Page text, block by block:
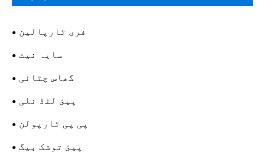
فری ٹارپالین
سایہ نیٹ
گھاس چٹائی
پیئ لٹڈ نلی
پی پی ٹارپولن
پیئ توشک بیگ